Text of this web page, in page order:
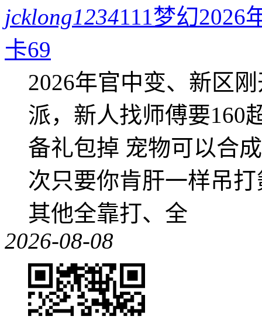
jcklong1234111梦幻2026
卡69
2026年官中变、新区
派，新人找师傅要160
备礼包掉 宠物可以合
次只要你肯肝一样吊
其他全靠打、全
2026-08-08